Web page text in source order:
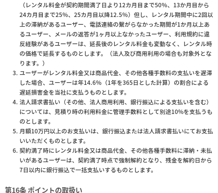
（レンタル料金が契約期間満了日より12カ月目まで50％、13か月目から
24カ月目まで25％、25カ月目以降12.5％）但し、レンタル期間中に2回以
上の滞納があるユーザー、電話連絡の繋がらなかった期間が1か月以上あ
るユーザー、メールの返答が1ヶ月以上なかったユーザー、利用規約に違
反経験があるユーザーは、延長後のレンタル料金も変動なく、レンタル時
の価格で延長するものとします。（法人及び商用利用の場合も対象外とな
ります。）
ユーザーがレンタル料金又は商品代金、その他各種手数料の支払いを遅滞
した場合、ユーザーは年14.6％（1年を365日とした計算）の割合による
遅延損害金を当社に支払うものとします。
法人請求書払い（その他、法人商用利用、銀行振込による支払いを含む）
については、見積り時の利用料金に管理手数料として別途10%を支払うも
のとします。
月額10万円以上のお支払いは、銀行振込または法人請求書払いにてお支払
いいただくものとします。
契約満了時にレンタル料金又は商品代金、その他各種手数料に滞納・未払
いがあるユーザーは、契約満了時点で強制解約となり、残金を解約日から
7日以内に銀行振込で一括支払いするものとします。
第16条 ポイントの取扱い